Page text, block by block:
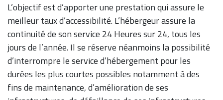
L’objectif est d’apporter une prestation qui assure le
meilleur taux d’accessibilité. L’hébergeur assure la
continuité de son service 24 Heures sur 24, tous les
jours de l’année. Il se réserve néanmoins la possibilité
d’interrompre le service d’hébergement pour les
durées les plus courtes possibles notamment à des
fins de maintenance, d’amélioration de ses